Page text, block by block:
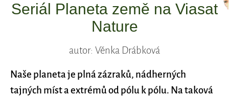
Seriál Planeta země na Viasat
Nature
autor: Věnka Drábková
Naše planeta je plná zázraků, nádherných
tajných míst a extrémů od pólu k pólu. Na taková